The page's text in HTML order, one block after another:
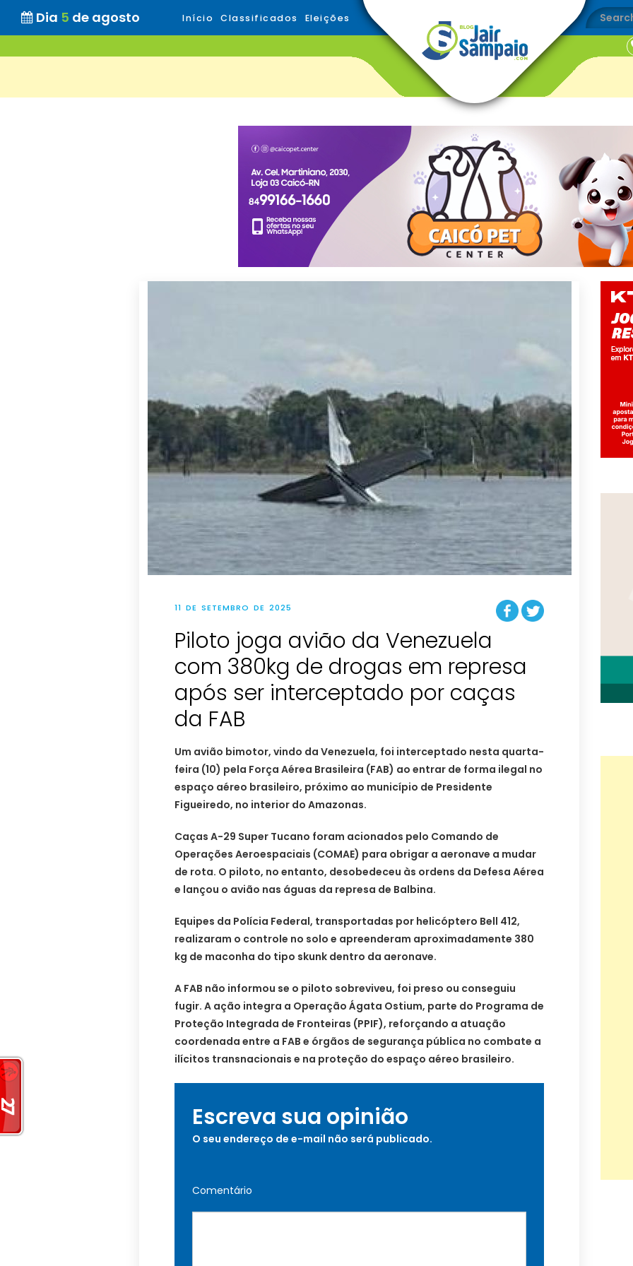
Dia 5 de agosto Início Classificados Eleições
11 DE SETEMBRO DE 2025
Piloto joga avião da Venezuela
com 380kg de drogas em represa
após ser interceptado por caças
da FAB
Um avião bimotor, vindo da Venezuela, foi interceptado nesta quarta-
feira (10) pela Força Aérea Brasileira (FAB) ao entrar de forma ilegal no
espaço aéreo brasileiro, próximo ao município de Presidente
Figueiredo, no interior do Amazonas.
Caças A-29 Super Tucano foram acionados pelo Comando de
Operações Aeroespaciais (COMAE) para obrigar a aeronave a mudar
de rota. O piloto, no entanto, desobedeceu às ordens da Defesa Aérea
e lançou o avião nas águas da represa de Balbina.
Equipes da Polícia Federal, transportadas por helicóptero Bell 412,
realizaram o controle no solo e apreenderam aproximadamente 380
kg de maconha do tipo skunk dentro da aeronave.
A FAB não informou se o piloto sobreviveu, foi preso ou conseguiu
fugir. A ação integra a Operação Ágata Ostium, parte do Programa de
Proteção Integrada de Fronteiras (PPIF), reforçando a atuação
coordenada entre a FAB e órgãos de segurança pública no combate a
ilícitos transnacionais e na proteção do espaço aéreo brasileiro.
Escreva sua opinião
O seu endereço de e-mail não será publicado.
Comentário